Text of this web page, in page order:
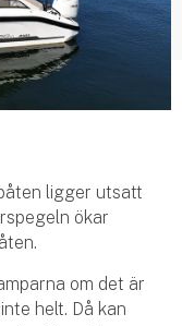
ligger utsatt
ökar
om det är
helt. Då kan